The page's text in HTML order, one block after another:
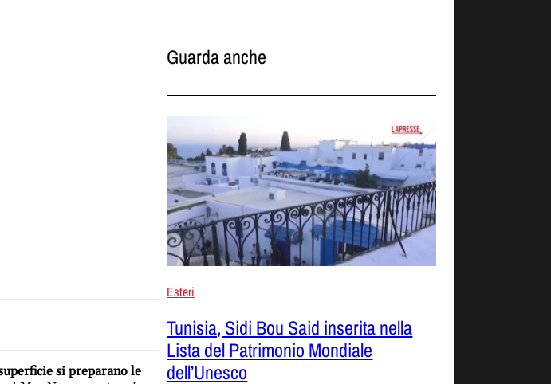
si preparano le
Guarda anche
Esteri
Tunisia, Sidi Bou Said inserita nella
Lista del Patrimonio Mondiale
dell’Unesco